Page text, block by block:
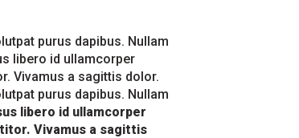
purus dapibus. Nullam
libero id ullamcorper
Vivamus a sagittis dolor.
purus dapibus. Nullam
libero id ullamcorper
Vivamus a sagittis